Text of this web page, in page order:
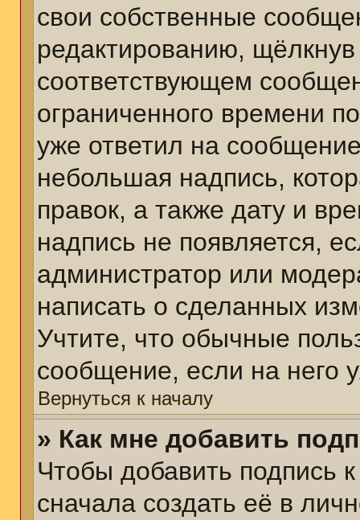
свои собственные
редактированию,
соответствующем
ограниченного времени
уже ответил на
небольшая надпись,
правок, а также дату и
надпись не появляется,
администратор или
написать о сделанных
Учтите, что обычные
сообщение, если на него
Вернуться к началу
» Как мне добавить
Чтобы добавить
сначала создать её в